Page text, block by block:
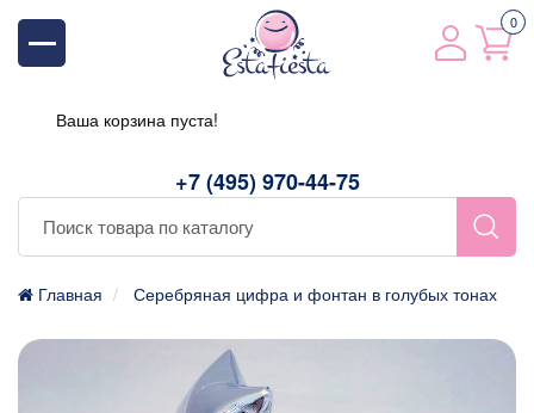
+7 (495) 970-44-75
0
Ваша корзина пуста!
Главная Серебряная цифра и фонтан в голубых тонах